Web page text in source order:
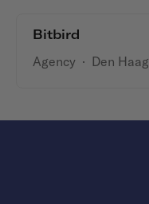
Bitbird
Agency · Den Haag